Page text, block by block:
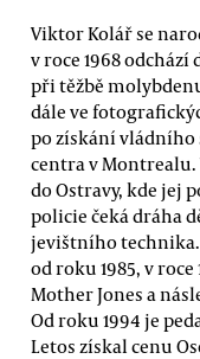
Viktor Kolář se
v roce 1968
při těžbě
dále ve
po získání
centra v Montrealu.
do Ostravy, kde jej
policie čeká dráha
jevištního
od roku 1985, v
Mother Jones a
Od roku 1994 je
Letos získal cenu